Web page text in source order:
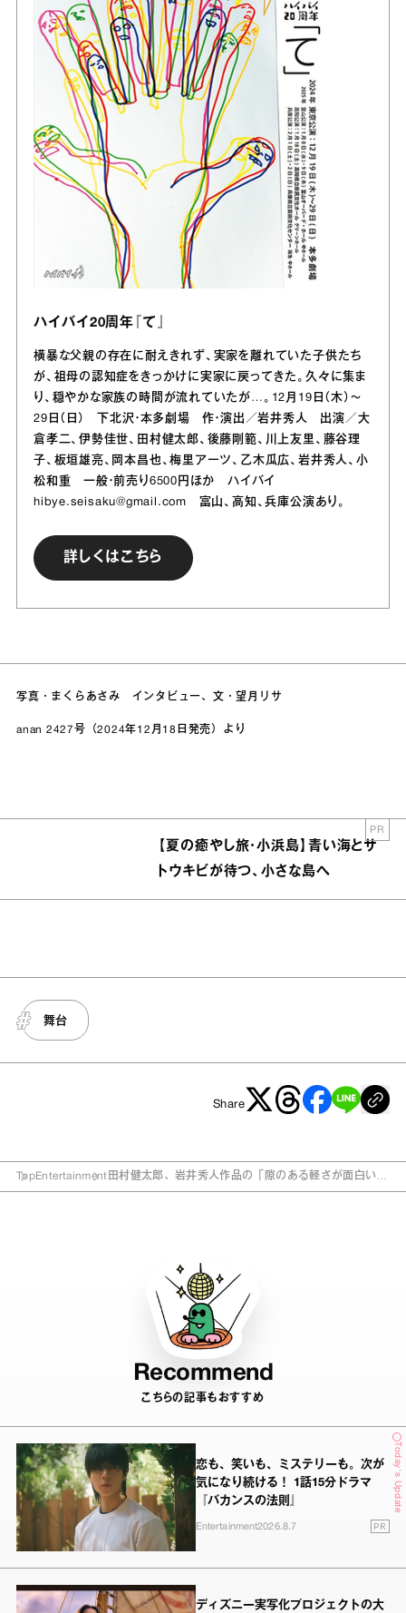
ハイバイ20周年『て』
横暴な父親の存在に耐えきれず、実家を離れていた子供たち
が、祖母の認知症をきっかけに実家に戻ってきた。久々に集ま
り、穏やかな家族の時間が流れていたが…。12月19日（木）～
29日（日） 下北沢・本多劇場 作・演出／岩井秀人 出演／大
倉孝二、伊勢佳世、田村健太郎、後藤剛範、川上友里、藤谷理
子、板垣雄亮、岡本昌也、梅里アーツ、乙木瓜広、岩井秀人、小
松和重 一般・前売り6500円ほか ハイバイ
hibye.seisaku@gmail.com 富山、高知、兵庫公演あり。
詳しくはこちら
写真・まくらあさみ インタビュー、文・望月リサ
anan 2427号（2024年12月18日発売）より
【夏の癒やし旅・小浜島】青い海とサ
トウキビが待つ、小さな島へ
PR
舞台
Share
TopEntertainment 田村健太郎、岩井秀人作品の「隙のある軽さが面白い」
Recommend
こちらの記事もおすすめ
Today's Update
恋も、笑いも、ミステリーも。次が
気になり続ける！ 1話15分ドラマ
『バカンスの法則』
Entertainment2026.8.7 PR
ディズニー実写化プロジェクトの大